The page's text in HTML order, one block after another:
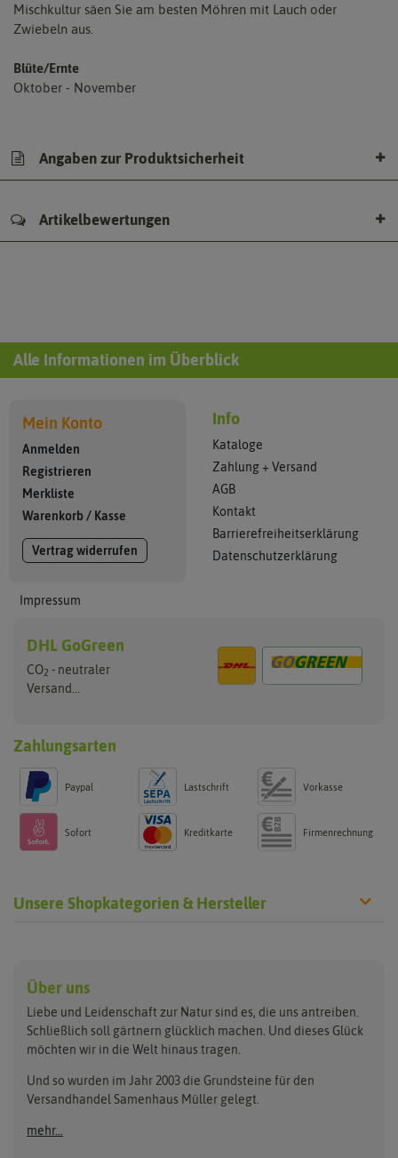
Mischkultur säen Sie am besten Möhren mit Lauch oder
Zwiebeln aus.
Blüte/Ernte
Oktober - November
Angaben zur Produktsicherheit
Artikelbewertungen
Alle Informationen im Überblick
Mein Konto
Anmelden
Registrieren
Merkliste
Warenkorb / Kasse
Vertrag widerrufen
Impressum
Info
Kataloge
Zahlung + Versand
AGB
Kontakt
Barrierefreiheitserklärung
Datenschutzerklärung
DHL GoGreen
CO2 - neutraler
Versand...
Zahlungsarten
Paypal Lastschrift Vorkasse
Sofort Kreditkarte Firmenrechnung
Unsere Shopkategorien & Hersteller
Anzuchtschalen
Erdbeertürme
Folien, Vliese und Netze
Gartengeräte
Nützlinge & Nisthilfen
Keimsprossen
Saatgut für Werbezwecke
Samen-Sets
Gemüsesamen
Benary
Buzzy Seeds
Clever Pots
Dürr-Samen
FLORTUS
Greenline
Grüne Oase
Über uns
Liebe und Leidenschaft zur Natur sind es, die uns antreiben.
Schließlich soll gärtnern glücklich machen. Und dieses Glück
möchten wir in die Welt hinaus tragen.
Und so wurden im Jahr 2003 die Grundsteine für den
Versandhandel Samenhaus Müller gelegt.
mehr...